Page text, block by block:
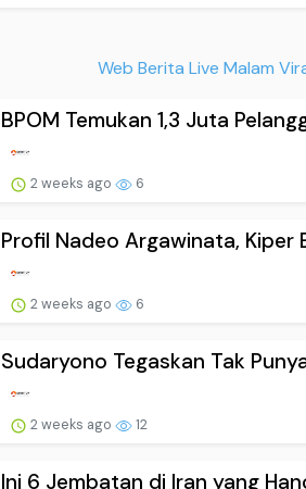
Web Berita Live Malam
BPOM Temukan 1,3 Juta
2 weeks ago 6
Profil Nadeo Argawinata, Kiper
2 weeks ago 6
Sudaryono Tegaskan Tak
2 weeks ago 12
Ini 6 Jembatan di Iran yang